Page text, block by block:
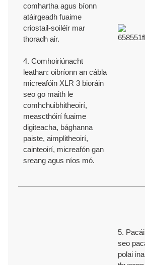
comhartha agus bíonn
atáirgeadh fuaime
criostail-soiléir mar
thoradh air.
4. Comhoiriúnacht
leathan: oibríonn an cábla
micreafóin XLR 3 bioráin
seo go maith le
comhchuibhitheoirí,
meascthóirí fuaime
digiteacha, bághanna
paiste, aimplitheoirí,
cainteoirí, micreafón gan
sreang agus níos mó.
5.
seo
polai
ISO9001/ISO9002/RoHS /CE/REACH/Togra 65